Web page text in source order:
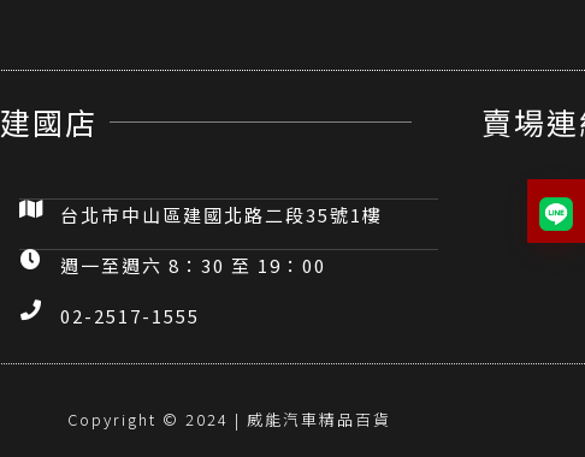
建國店
台北市中山區建國北路二段35號1樓
週一至週六 8：30 至 19：00
02-2517-1555
賣場
Copyright © 2024 | 威能汽車精品百貨